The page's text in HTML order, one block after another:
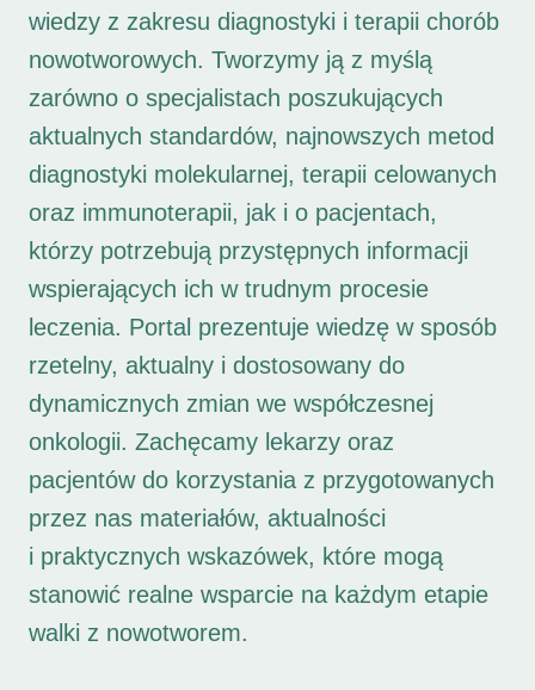
wiedzy z zakresu diagnostyki i terapii chorób
nowotworowych. Tworzymy ją z myślą
zarówno o specjalistach poszukujących
aktualnych standardów, najnowszych metod
diagnostyki molekularnej, terapii celowanych
oraz immunoterapii, jak i o pacjentach,
którzy potrzebują przystępnych informacji
wspierających ich w trudnym procesie
leczenia. Portal prezentuje wiedzę w sposób
rzetelny, aktualny i dostosowany do
dynamicznych zmian we współczesnej
onkologii. Zachęcamy lekarzy oraz
pacjentów do korzystania z przygotowanych
przez nas materiałów, aktualności
i praktycznych wskazówek, które mogą
stanowić realne wsparcie na każdym etapie
walki z nowotworem.